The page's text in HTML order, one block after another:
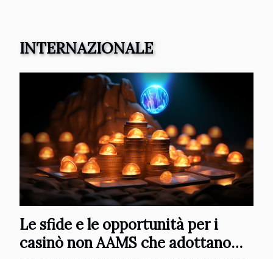
INTERNAZIONALE
Le sfide e le opportunità per i
casinò non AAMS che adottano